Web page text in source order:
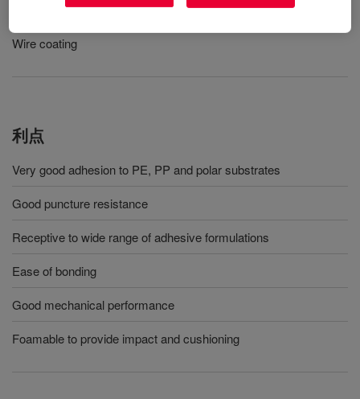
Blow molding
Wire coating
利点
Very good adhesion to PE, PP and polar substrates
Good puncture resistance
Receptive to wide range of adhesive formulations
Ease of bonding
Good mechanical performance
Foamable to provide impact and cushioning